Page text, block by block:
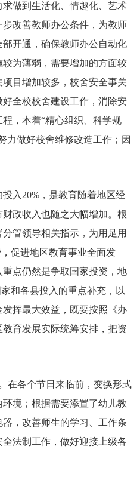
做到生活化、情趣化、艺术
改善教师办公条件，为教师
开通，确保教师办公自动化
为薄弱，需要增加的方面较
目增加较多，校舍安全事关
全校校舍建设工作，消除安
，本着“精心组织、科学规
力做好校舍维修改造工作；因
入 20%，是教育随着地区经
政收入也随之大幅增加。根
管领导相关指示，为用足用
促进地区教育事业全面发
点仍然是争取国家投资，地
和各县投入的重点补充，以
挥最大效益，既要按照《办
育发展实际统筹安排，把资
在各个节日来临前，变换形式
境；根据需要添置了幼儿教
，改善师生的学习、工作条
法制工作，做好迎接上级各